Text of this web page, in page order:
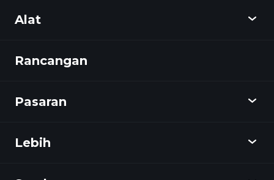
Alat
Cari tahu
Berita
Rancangan
Pasaran
Gambaran keseluruhan
Lebih